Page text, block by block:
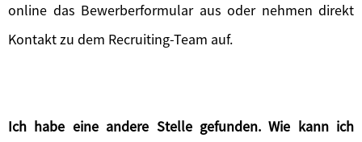
online das Bewerberformular aus oder nehmen direkt
Kontakt zu dem Recruiting-Team auf.
Ich habe eine andere Stelle gefunden. Wie kann ich